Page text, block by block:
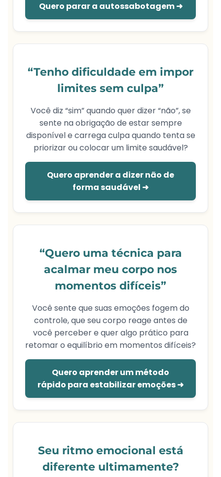
Quero parar a autossabotagem ➜
“Tenho dificuldade em impor
limites sem culpa”
Você diz “sim” quando quer dizer “não”, se
sente na obrigação de estar sempre
disponível e carrega culpa quando tenta se
priorizar ou colocar um limite saudável?
Quero aprender a dizer não de
forma saudável ➜
“Quero uma técnica para
acalmar meu corpo nos
momentos difíceis”
Você sente que suas emoções fogem do
controle, que seu corpo reage antes de
você perceber e quer algo prático para
retomar o equilíbrio em momentos difíceis?
Quero aprender um método
rápido para estabilizar emoções ➜
Seu ritmo emocional está
diferente ultimamente?